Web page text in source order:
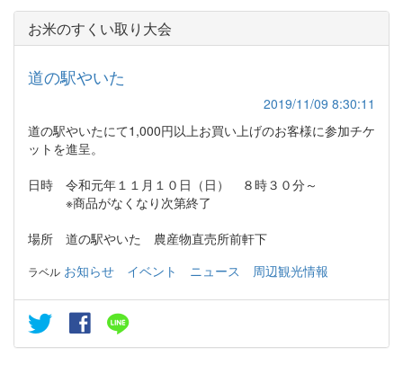
お米のすくい取り大会
道の駅やいた
2019/11/09 8:30:11
道の駅やいたにて1,000円以上お買い上げのお客様に参加チケ
ットを進呈。
日時 令和元年１１月１０日（日） ８時３０分～
※商品がなくなり次第終了
場所 道の駅やいた 農産物直売所前軒下
ラベル お知らせ イベント ニュース 周辺観光情報